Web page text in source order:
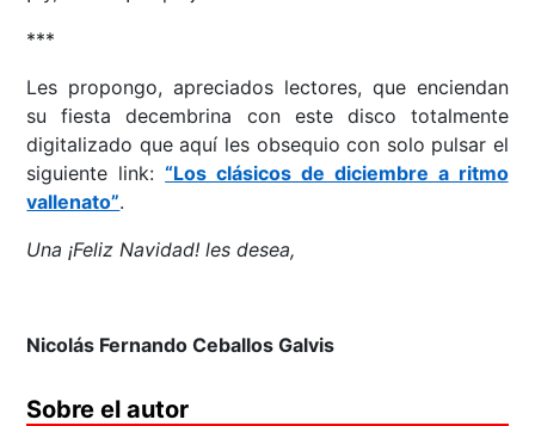
***
Les propongo, apreciados lectores, que enciendan
su fiesta decembrina con este disco totalmente
digitalizado que aquí les obsequio con solo pulsar el
siguiente link:“Los clásicos de diciembre a ritmo
vallenato”.
Una ¡Feliz Navidad! les desea,
Nicolás Fernando Ceballos Galvis
Sobre el autor